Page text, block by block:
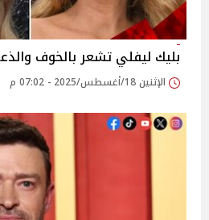
بليك ليفلي تشعر بالخوف
الإثنين 18/أغسطس/2025 - 07:02 م